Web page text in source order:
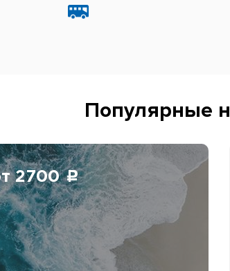
Популярные
2700c